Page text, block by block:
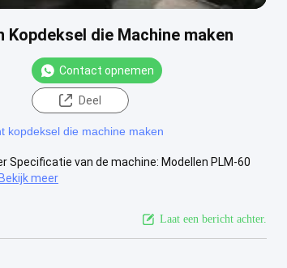
die Machine maken
Contact opnemen
Deel
kopdeksel die machine maken
Specificatie van de machine: Modellen PLM-60
meer
Laat een bericht achter.